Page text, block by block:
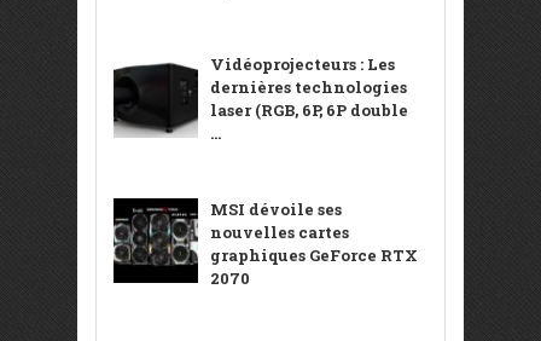
Vidéoprojecteurs : Les
dernières technologies
laser (RGB, 6P, 6P double
...
MSI dévoile ses
nouvelles cartes
graphiques GeForce RTX
2070